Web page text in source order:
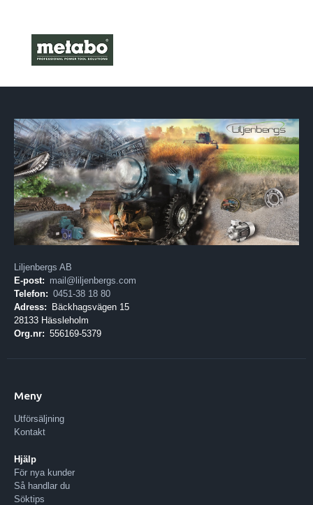
Liljenbergs AB
E-post: mail@liljenbergs.com
Telefon: 0451-38 18 80
Adress:
Bäckhagsvägen 15
28133 Hässleholm
Org.nr: 556169-5379
Meny
Utförsäljning
Kontakt
Hjälp
För nya kunder
Så handlar du
Söktips